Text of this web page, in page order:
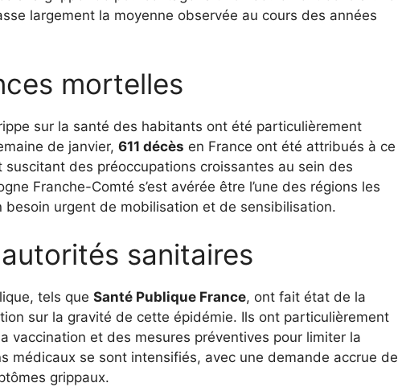
largement la moyenne observée au cours des années
mortelles
sur la santé des habitants ont été particulièrement
de janvier, 611 décès en France ont été attribués à ce
des préoccupations croissantes au sein des
Franche-Comté s’est avérée être l’une des régions les
urgent de mobilisation et de sensibilisation.
sanitaires
tels que Santé Publique France, ont fait état de la
sur la gravité de cette épidémie. Ils ont particulièrement
vaccination et des mesures préventives pour limiter la
médicaux se sont intensifiés, avec une demande accrue de
grippaux.